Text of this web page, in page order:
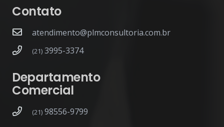
Contato
atendimento@plmconsultoria.com.br
(21)3995-3374
Departamento
Comercial
(21)98556-9799